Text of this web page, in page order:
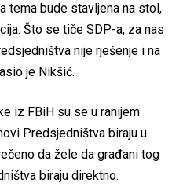
tema bude stavljena na stol,
Što se tiče SDP-a, za nas
nije rješenje i na
je Nikšić.
iz FBiH su se u ranijem
Predsjedništva biraju u
da žele da građani tog
biraju direktno.